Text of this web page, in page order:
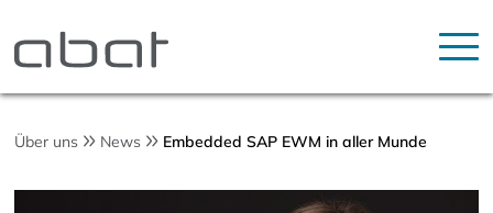
Über uns News Embedded SAP EWM in aller Munde